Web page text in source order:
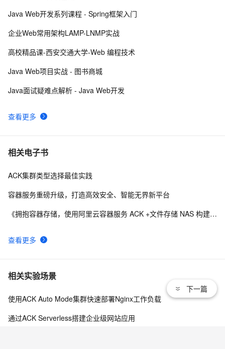
查看更多
Java Web开发系列课程 - Spring框架入门
企业Web常用架构LAMP-LNMP实战
高校精品课-西安交通大学-Web 编程技术
Java Web项目实战 - 图书商城
Java面试疑难点解析 - Java Web开发
相关电子书
查看更多
ACK集群类型选择最佳实践
容器服务重磅升级，打造高效安全、智能无界新平台
《拥抱容器存储，使用阿里云容器服务 ACK +文件存储 NAS 构建现代化企业应用》
相关实验场景
使用ACK Auto Mode集群快速部署Nginx工作负载
通过ACK Serverless搭建企业级网站应用
下一篇